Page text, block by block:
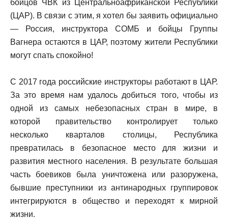
бойцов ЧВК из Центральноафриканской Республики
(ЦАР). В связи с этим, я хотел бы заявить официально
— Россия, инструктора СОМБ и бойцы Группы
Вагнера остаются в ЦАР, поэтому жители Республики
могут спать спокойно!
С 2017 года российские инструкторы работают в ЦАР.
За это время нам удалось добиться того, чтобы из
одной из самых небезопасных стран в мире, в
которой правительство контролирует только
несколько кварталов столицы, Республика
превратилась в безопасное место для жизни и
развития местного населения. В результате большая
часть боевиков была уничтожена или разоружена,
бывшие преступники из антинародных группировок
интегрируются в общество и переходят к мирной
жизни.